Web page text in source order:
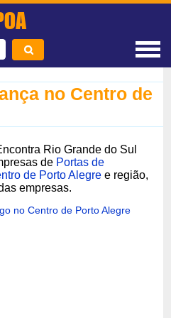
no Centro de
Rio Grande do Sul
de Portas de
de Porto Alegre e região,
empresas.
no Centro de Porto Alegre